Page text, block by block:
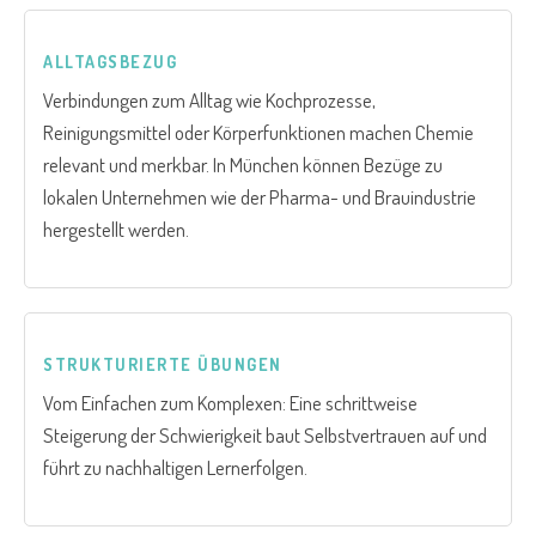
ALLTAGSBEZUG
Verbindungen zum Alltag wie Kochprozesse,
Reinigungsmittel oder Körperfunktionen machen Chemie
relevant und merkbar. In München können Bezüge zu
lokalen Unternehmen wie der Pharma- und Brauindustrie
hergestellt werden.
STRUKTURIERTE ÜBUNGEN
Vom Einfachen zum Komplexen: Eine schrittweise
Steigerung der Schwierigkeit baut Selbstvertrauen auf und
führt zu nachhaltigen Lernerfolgen.